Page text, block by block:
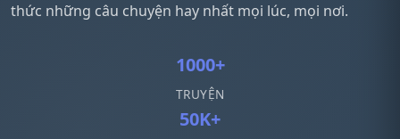
thức những câu chuyện hay nhất mọi lúc, mọi nơi.
1000+
TRUYỆN
50K+